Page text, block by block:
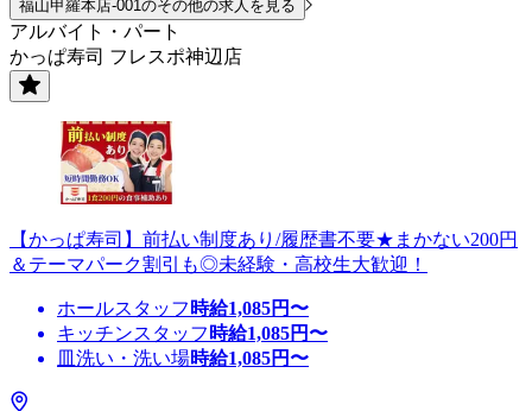
福山甲羅本店-001のその他の求人を見る
アルバイト・パート
かっぱ寿司 フレスポ神辺店
【かっぱ寿司】前払い制度あり/履歴書不要★まかない200円
＆テーマパーク割引も◎未経験・高校生大歓迎！
ホールスタッフ 時給1,085円〜
キッチンスタッフ 時給1,085円〜
皿洗い・洗い場時給1,085円〜